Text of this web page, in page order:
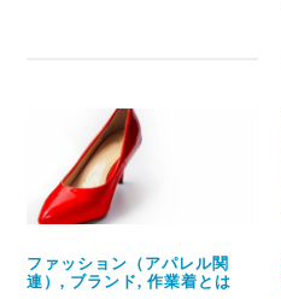
ファッション（アパレル関
連）, ブランド,作業着とは